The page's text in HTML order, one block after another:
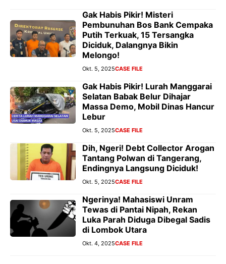
Gak Habis Pikir! Misteri
Pembunuhan Bos Bank Cempaka
Putih Terkuak, 15 Tersangka
Diciduk, Dalangnya Bikin
Melongo!
Okt. 5, 2025CASE FILE
Gak Habis Pikir! Lurah Manggarai
Selatan Babak Belur Dihajar
Massa Demo, Mobil Dinas Hancur
Lebur
Okt. 5, 2025CASE FILE
Dih, Ngeri! Debt Collector Arogan
Tantang Polwan di Tangerang,
Endingnya Langsung Diciduk!
Okt. 5, 2025CASE FILE
Ngerinya! Mahasiswi Unram
Tewas di Pantai Nipah, Rekan
Luka Parah Diduga Dibegal Sadis
di Lombok Utara
Okt. 4, 2025CASE FILE